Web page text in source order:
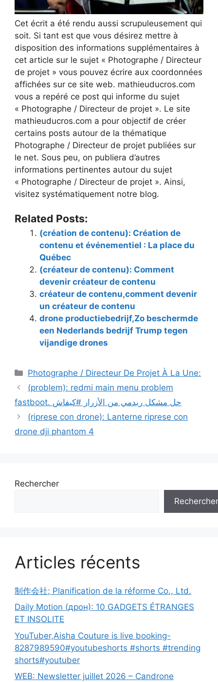
Cet écrit a été rendu aussi scrupuleusement qui
soit. Si tant est que vous désirez mettre à
disposition des informations supplémentaires à
cet article sur le sujet « Photographe / Directeur
de projet » vous pouvez écrire aux coordonnées
affichées sur ce site web. mathieuducros.com
vous a repéré ce post qui informe du sujet
« Photographe / Directeur de projet ». Le site
mathieuducros.com a pour objectif de créer
certains posts autour de la thématique
Photographe / Directeur de projet publiées sur
le net. Sous peu, on publiera d’autres
informations pertinentes autour du sujet
« Photographe / Directeur de projet ». Ainsi,
visitez systématiquement notre blog.
Related Posts:
(création de contenu): Création de
contenu et événementiel : La place du
Québec
(créateur de contenu): Comment
devenir créateur de contenu
créateur de contenu,comment devenir
un créateur de contenu
drone productiebedrijf,Zo beschermde
een Nederlands bedrijf Trump tegen
vijandige drones
Catégories
Photographe / Directeur De Projet À La Une:
(problem): redmi main menu problem
fastboot. حل مشكل ريدمي من الأزرار #كيفاش
(riprese con drone): Lanterne riprese con
drone dji phantom 4
Rechercher
Rechercher
Articles récents
制作会社; Planification de la réforme Co., Ltd.
Daily Motion (дрон): 10 GADGETS ÉTRANGES
ET INSOLITE
YouTuber,Aisha Couture is live booking-
8287989590#youtubeshorts #shorts #trending
shorts#youtuber
WEB: Newsletter juillet 2026 – Candrone